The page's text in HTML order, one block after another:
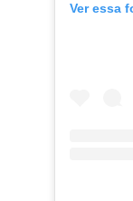
Ver essa